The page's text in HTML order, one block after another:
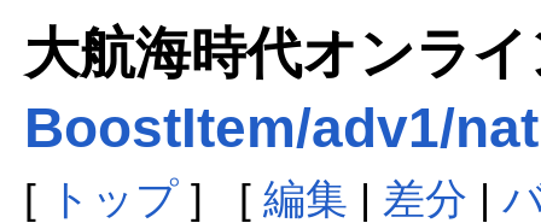
大航海時代オンラ
BoostItem/adv1/
[ トップ] [ 編集 | 差分 |